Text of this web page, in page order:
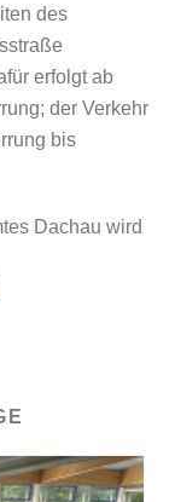
des
erfolgt ab
der Verkehr
bis
Dachau wird